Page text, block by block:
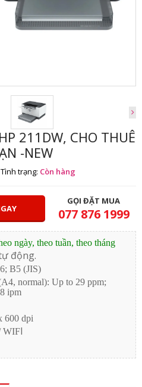
211DW, CHO THUÊ
-NEW
Tình trạng: Còn hàng
GỌI ĐẶT MUA
077 876 1999
ngày, theo tuần, theo tháng
động.
B5 (JIS)
normal): Up to 29 ppm;
ipm
600 dpi
WIFI